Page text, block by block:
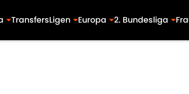
TransfersLigen Europa 2. Bundesliga